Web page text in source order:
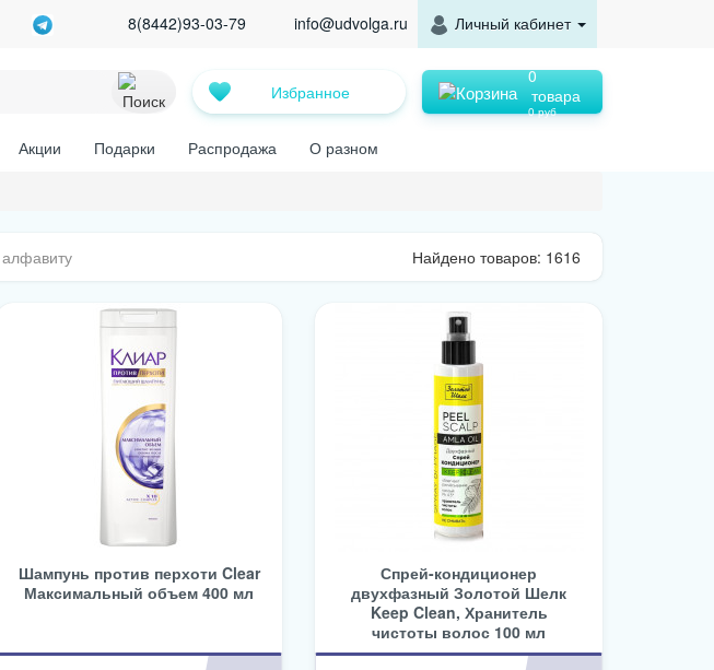
8(8442)93-03-79 info@udvolga.ru Личный кабинет
Избранное
0
товара
0 руб
Акции Подарки Распродажа О разном
Найдено товаров: 1616
Шампунь против перхоти Clear
Максимальный объем 400 мл
Спрей-кондиционер
двухфазный Золотой Шелк
Keep Clean, Хранитель
чистоты волос 100 мл